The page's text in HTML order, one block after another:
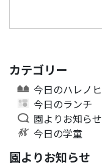
カテゴリー
今日のハレノヒ
今日のランチ
園よりお知らせ
今日の学童
園よりお知らせ